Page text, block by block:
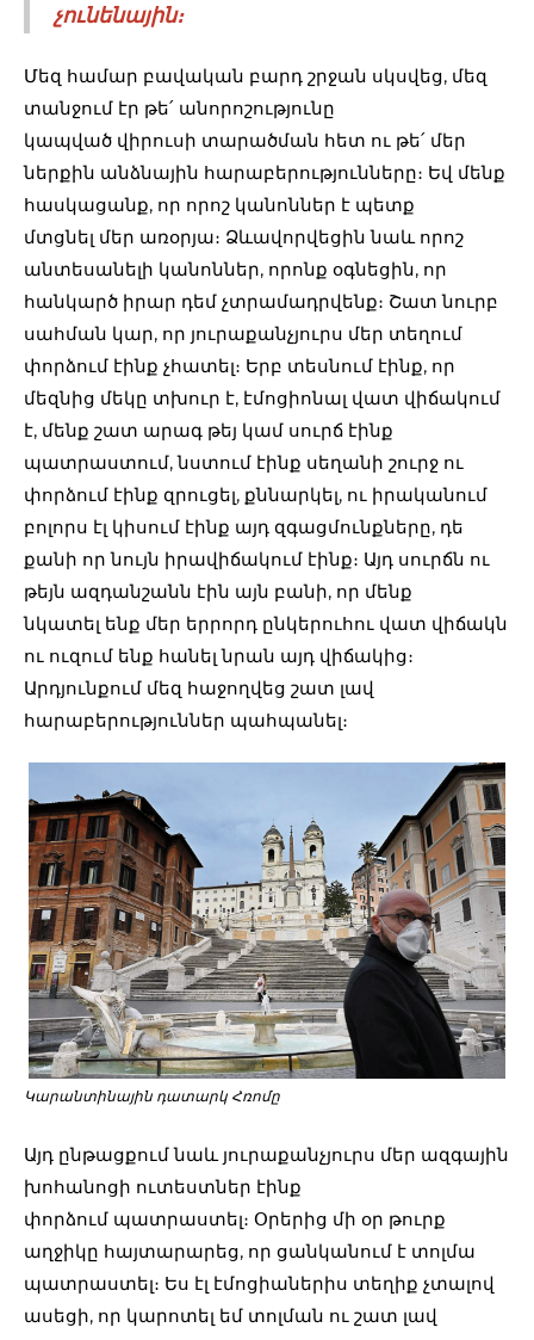
չունենային։
Մեզ համար բավական բարդ շրջան սկսվեց, մեզ
տանջում էր թե՛ անորոշությունը
կապված վիրուսի տարածման հետ ու թե՛ մեր
ներքին անձնային հարաբերությունները։ Եվ մենք
հասկացանք, որ որոշ կանոններ է պետք
մտցնել մեր առօրյա։ Ձևավորվեցին նաև որոշ
անտեսանելի կանոններ, որոնք օգնեցին, որ
հանկարծ իրար դեմ չտրամադրվենք։ Շատ նուրբ
սահման կար, որ յուրաքանչյուրս մեր տեղում
փորձում էինք չհատել։ Երբ տեսնում էինք, որ
մեզնից մեկը տխուր է, էմոցիոնալ վատ վիճակում
է, մենք շատ արագ թեյ կամ սուրճ էինք
պատրաստում, նստում էինք սեղանի շուրջ ու
փորձում էինք զրուցել, քննարկել, ու իրականում
բոլորս էլ կիսում էինք այդ զգացմունքները, դե
քանի որ նույն իրավիճակում էինք։ Այդ սուրճն ու
թեյն ազդանշանն էին այն բանի, որ մենք
նկատել ենք մեր երրորդ ընկերուհու վատ վիճակն
ու ուզում ենք հանել նրան այդ վիճակից։
Արդյունքում մեզ հաջողվեց շատ լավ
հարաբերություններ պահպանել։
Կարանտինային դատարկ Հռոմը
Այդ ընթացքում նաև յուրաքանչյուրս մեր ազգային
խոհանոցի ուտեստներ էինք
փորձում պատրաստել։ Օրերից մի օր թուրք
աղջիկը հայտարարեց, որ ցանկանում է տոլմա
պատրաստել։ Ես էլ էմոցիաներիս տեղիք չտալով
ասեցի, որ կարոտել եմ տոլման ու շատ լավ